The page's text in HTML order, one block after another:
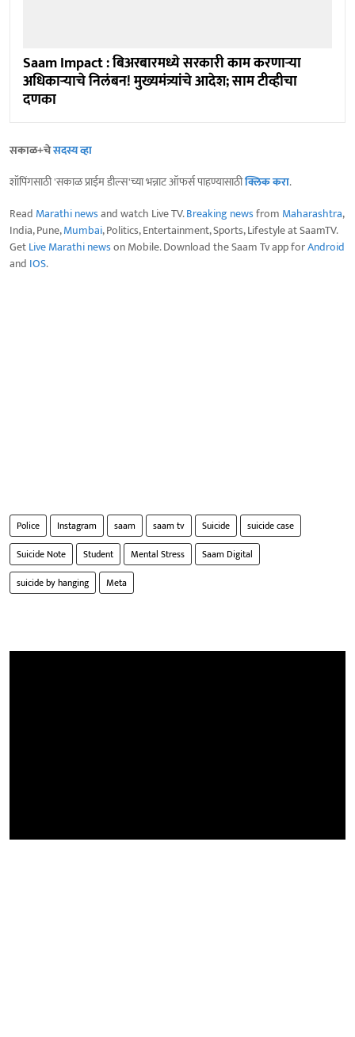
Saam Impact : बिअरबारमध्ये सरकारी काम करणाऱ्या
अधिकाऱ्याचे निलंबन! मुख्यमंत्र्यांचे आदेश; साम टीव्हीचा
दणका
सकाळ+चेसदस्य व्हा
शॉपिंगसाठी 'सकाळ प्राईम डील्स'च्या भन्नाट ऑफर्स पाहण्यासाठीक्लिक करा.
Read Marathi newsand watch Live TV.Breaking newsfrom Maharashtra,
India, Pune,Mumbai, Politics, Entertainment, Sports, Lifestyle at SaamTV.
GetLive Marathi newson Mobile. Download the Saam Tv app forAndroid
and IOS.
Police Instagram saam saam tv Suicide
suicide case
Suicide Note
Student Mental Stress
Saam Digital
suicide by hanging
Meta